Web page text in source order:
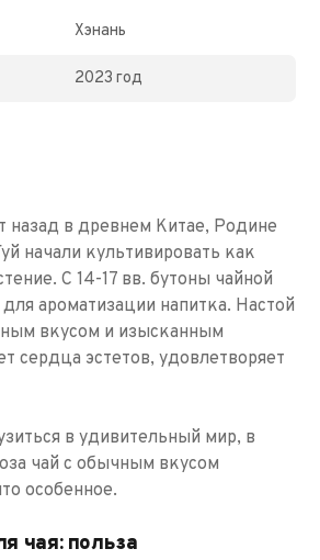
Хэнань
2023 год
назад в древнем Китае, Родине
начали культивировать как
С 14-17 вв. бутоны чайной
ароматизации напитка. Настой
вкусом и изысканным
сердца эстетов, удовлетворяет
в удивительный мир, в
чай с обычным вкусом
особенное.
чая: польза